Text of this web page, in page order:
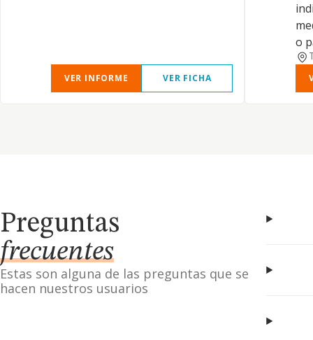
VER INFORME VER FICHA
o
Preguntas
frecuentes
Estas son alguna de las preguntas que se
hacen nuestros usuarios